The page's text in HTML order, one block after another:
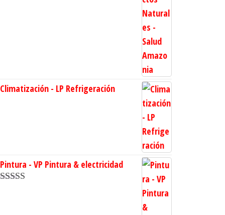
Climatización - LP Refrigeración
Pintura - VP Pintura & electricidad